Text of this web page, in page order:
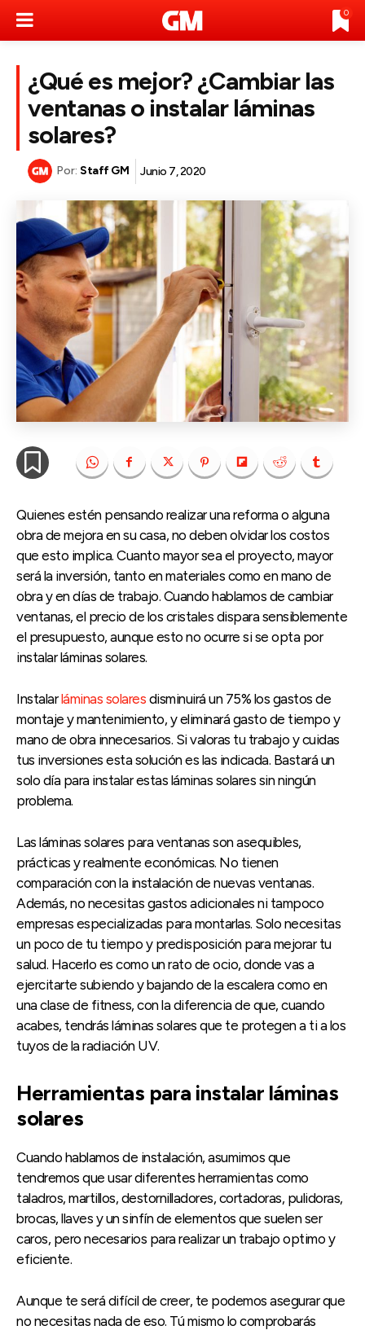
0
¿Qué es mejor? ¿Cambiar las
ventanas o instalar láminas
solares?
Por: Staff GM Junio 7, 2020
Quienes estén pensando realizar una reforma o alguna
obra de mejora en su casa, no deben olvidar los costos
que esto implica. Cuanto mayor sea el proyecto, mayor
será la inversión, tanto en materiales como en mano de
obra y en días de trabajo. Cuando hablamos de cambiar
ventanas, el precio de los cristales dispara sensiblemente
el presupuesto, aunque esto no ocurre si se opta por
instalar láminas solares.
Instalarláminas solares disminuirá un 75% los gastos de
montaje y mantenimiento, y eliminará gasto de tiempo y
mano de obra innecesarios. Si valoras tu trabajo y cuidas
tus inversiones esta solución es las indicada. Bastará un
solo día para instalar estas láminas solares sin ningún
problema.
Las láminas solares para ventanas son asequibles,
prácticas y realmente económicas. No tienen
comparación con la instalación de nuevas ventanas.
Además, no necesitas gastos adicionales ni tampoco
empresas especializadas para montarlas. Solo necesitas
un poco de tu tiempo y predisposición para mejorar tu
salud. Hacerlo es como un rato de ocio, donde vas a
ejercitarte subiendo y bajando de la escalera como en
una clase de fitness, con la diferencia de que, cuando
acabes, tendrás láminas solares que te protegen a ti a los
tuyos de la radiación UV.
Herramientas para instalar láminas
solares
Cuando hablamos de instalación, asumimos que
tendremos que usar diferentes herramientas como
taladros, martillos, destornilladores, cortadoras, pulidoras,
brocas, llaves y un sinfín de elementos que suelen ser
caros, pero necesarios para realizar un trabajo optimo y
eficiente.
Aunque te será difícil de creer, te podemos asegurar que
no necesitas nada de eso. Tú mismo lo comprobarás